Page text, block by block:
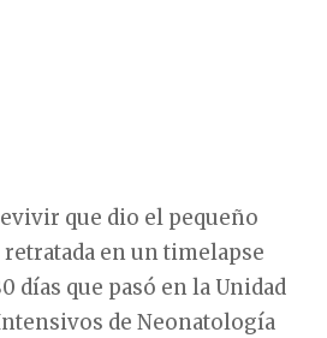
que dio el pequeño
en un timelapse
días que pasó en la Unidad
de Neonatología